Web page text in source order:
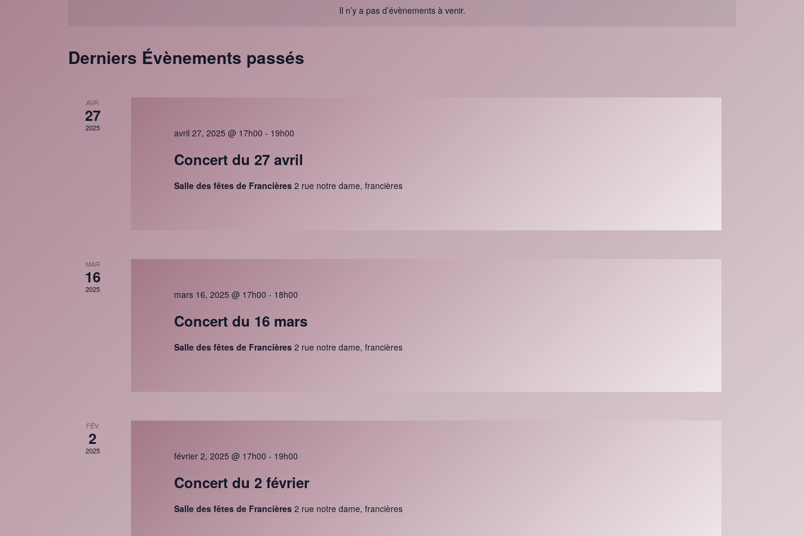
Il n’y a pas d’évènements à venir.
Derniers Évènements passés
AVR
27
2025 avril 27, 2025 @ 17h00 - 19h00
Concert du 27 avril
Salle des fêtes de Francières2 rue notre dame, francières
MAR
16
2025 mars 16, 2025 @ 17h00 - 18h00
Concert du 16 mars
Salle des fêtes de Francières2 rue notre dame, francières
FÉV
2
2025 février 2, 2025 @ 17h00 - 19h00
Concert du 2 février
Salle des fêtes de Francières2 rue notre dame, francières